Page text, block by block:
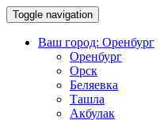
Toggle navigation
Ваш город: Оренбург
Оренбург
Орск
Беляевка
Ташла
Акбулак